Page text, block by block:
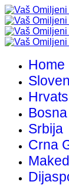
Home
Srbija
Crna